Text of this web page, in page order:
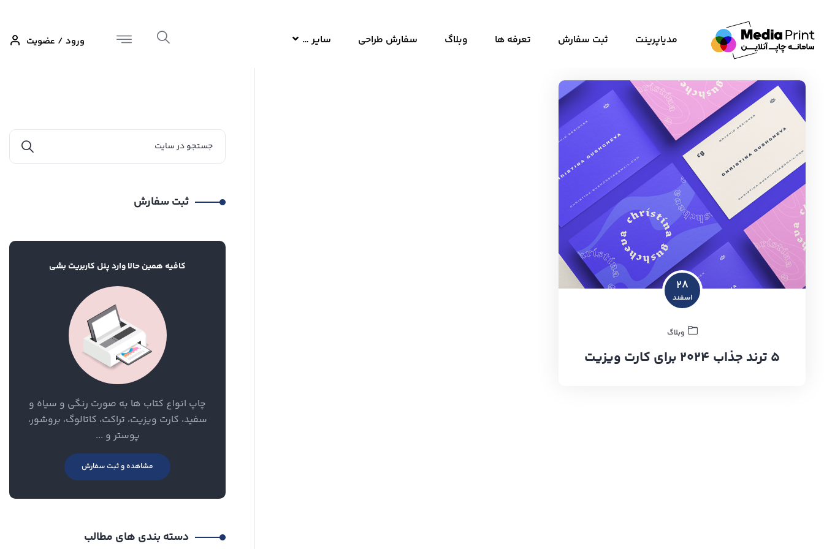
مدیاپرینت ثبت سفارش تعرفه ها وبلاگ سفارش طراحی سایر … ورود / عضویت
۲۸
اسفند
وبلاگ
۵ ترند جذاب ۲۰۲۴ برای کارت ویزیت
ثبت سفارش
کافیه همین حالا وارد پنل کاربریت بشی
چاپ انواع کتاب ها به صورت رنگی و سیاه و
سفید، کارت ویزیت، تراکت، کاتالوگ، بروشور،
پوستر و ...
مشاهده و ثبت سفارش
دسته بندی های مطالب